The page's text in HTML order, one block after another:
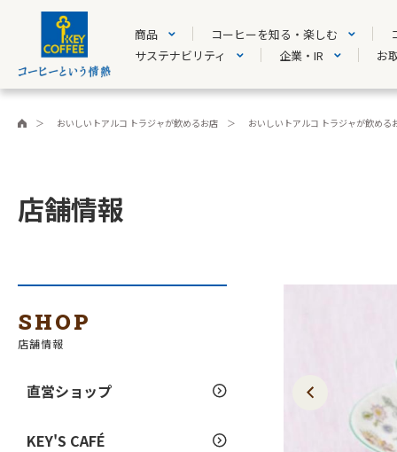
商品 コーヒーを知る・楽しむ
サステナビリティ
企業・IR お
おいしいトアルコ トラジャが飲めるお店 おいしいトアルコ トラジャが飲める
店舗情報
SHOP
店舗情報
直営ショップ
KEY'S CAFÉ